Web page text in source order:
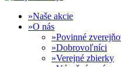
Naše akcie
O nás
Povinné
Dobrovoľníci
Verejné zbierky